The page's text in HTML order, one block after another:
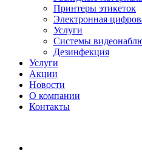
Принтеры этикеток
Электронная
Услуги
Системы
Дезинфекция
Услуги
Акции
Новости
О компании
Контакты